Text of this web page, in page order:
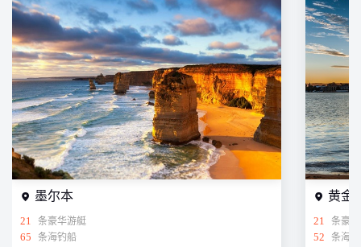
墨尔本
21
条豪华游艇
65
条海钓船
黄金
21
条豪
52
条海